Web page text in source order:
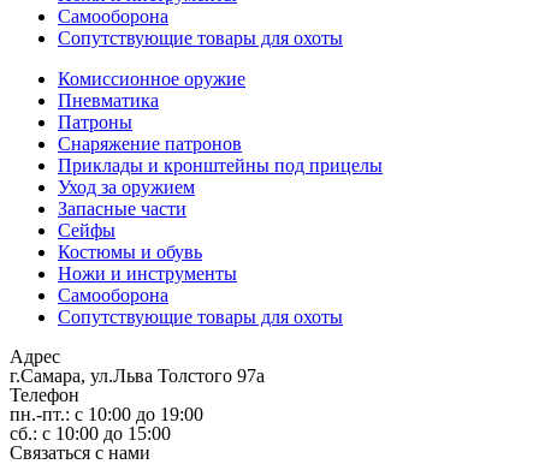
Самооборона
Сопутствующие товары для охоты
Комиссионное оружие
Пневматика
Патроны
Снаряжение патронов
Приклады и кронштейны под прицелы
Уход за оружием
Запасные части
Сейфы
Костюмы и обувь
Ножи и инструменты
Самооборона
Сопутствующие товары для охоты
Адрес
г.Самара, ул.Льва Толстого 97а
Телефон
пн.-пт.: с 10:00 до 19:00
сб.: с 10:00 до 15:00
Связаться с нами